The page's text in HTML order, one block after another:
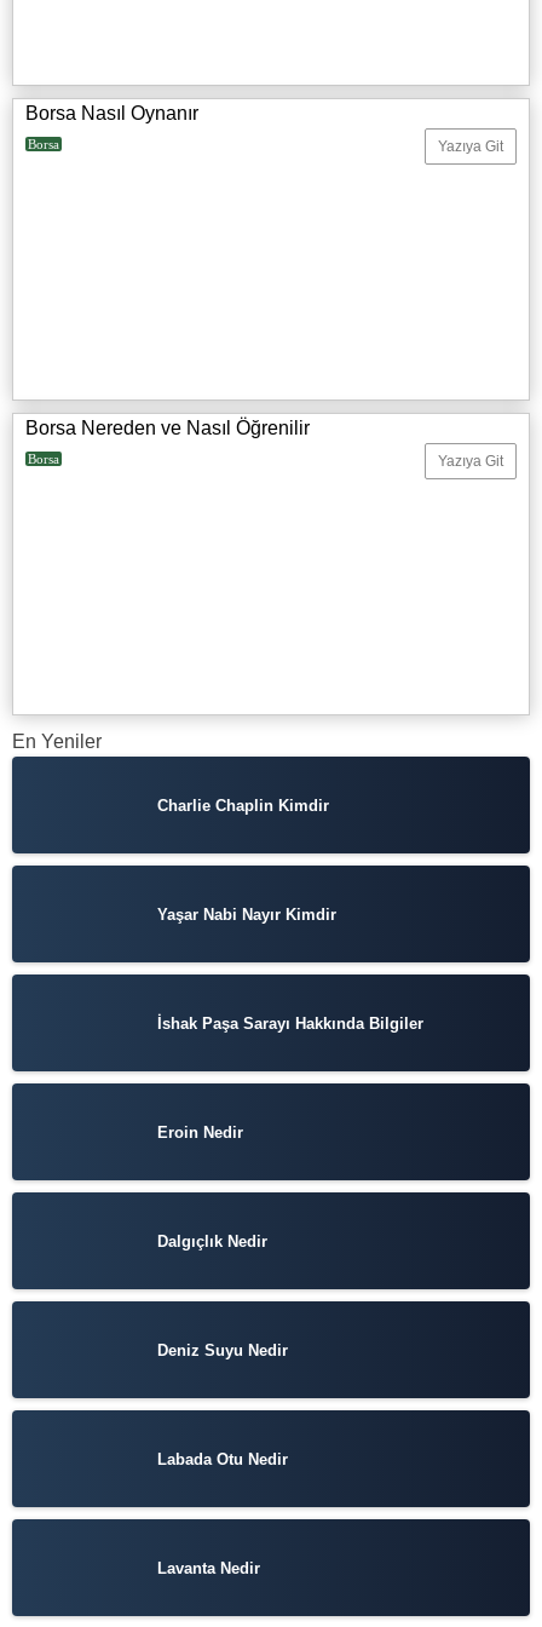
Borsa Nasıl Oynanır
Borsa Yazıya Git
Borsa Nereden ve Nasıl Öğrenilir
Borsa Yazıya Git
En Yeniler
Charlie Chaplin Kimdir
Yaşar Nabi Nayır Kimdir
İshak Paşa Sarayı Hakkında Bilgiler
Eroin Nedir
Dalgıçlık Nedir
Deniz Suyu Nedir
Labada Otu Nedir
Lavanta Nedir